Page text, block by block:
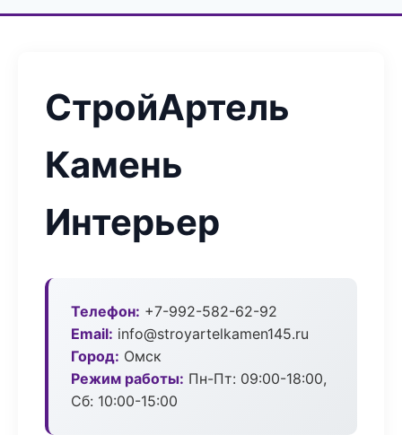
СтройАртель
Камень
Интерьер
Телефон: +7-992-582-62-92
Email: info@stroyartelkamen145.ru
Город: Омск
Режим работы: Пн-Пт: 09:00-18:00,
Сб: 10:00-15:00